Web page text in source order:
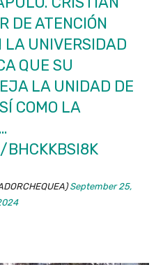
DE ATENCIÓN
LA UNIVERSIDAD
QUE SU
LA UNIDAD DE
COMO LA
BHCKKBSI8K
September 25,